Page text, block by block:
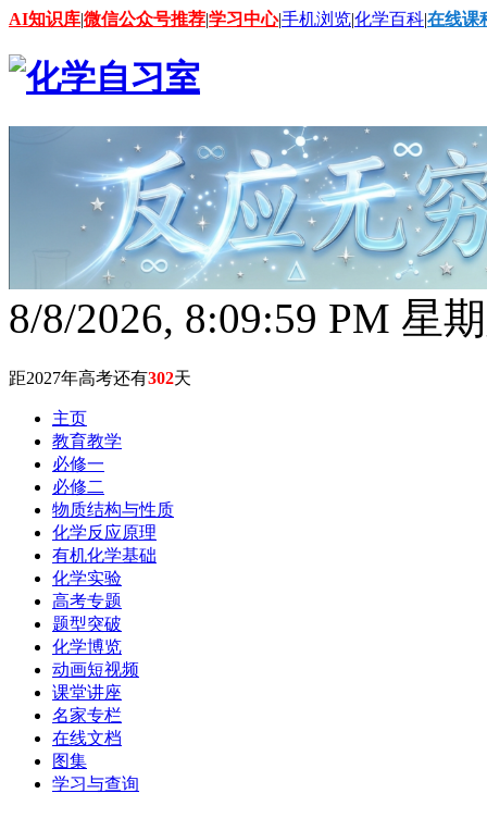
AI知识库|微信公众号推荐|学习中心|手机浏览|化学百科|在线课
8/8/2026, 8:10:00 PM 星
距2027年高考还有302天
主页
教育教学
必修一
必修二
物质结构与性质
化学反应原理
有机化学基础
化学实验
高考专题
题型突破
化学博览
动画短视频
课堂讲座
名家专栏
在线文档
图集
学习与查询